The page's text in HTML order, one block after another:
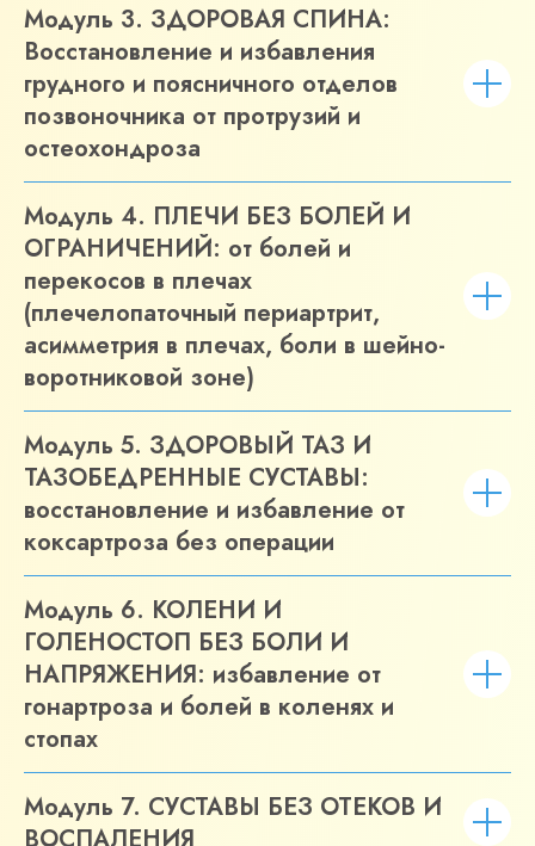
Модуль 3. ЗДОРОВАЯ СПИНА:
Восстановление и избавления
грудного и поясничного отделов
позвоночника от протрузий и
остеохондроза
Модуль 4. ПЛЕЧИ БЕЗ БОЛЕЙ И
ОГРАНИЧЕНИЙ: от болей и
перекосов в плечах
(плечелопаточный периартрит,
асимметрия в плечах, боли в шейно-
воротниковой зоне)
Модуль 5. ЗДОРОВЫЙ ТАЗ И
ТАЗОБЕДРЕННЫЕ СУСТАВЫ:
восстановление и избавление от
коксартроза без операции
Модуль 6. КОЛЕНИ И
ГОЛЕНОСТОП БЕЗ БОЛИ И
НАПРЯЖЕНИЯ: избавление от
гонартроза и болей в коленях и
стопах
Модуль 7. СУСТАВЫ БЕЗ ОТЕКОВ И